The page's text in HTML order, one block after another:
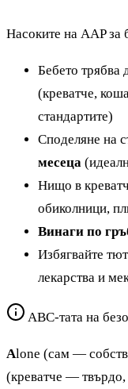
Насоките на AAP за
Бебето трябва
(креватче,
стандартите)
Споделяне на
месеца
Нищо в
обиколници,
Винаги по
Избягвайте
лекарства и
ABC-тата на
Alone (сам —
(креватче — твърдо,